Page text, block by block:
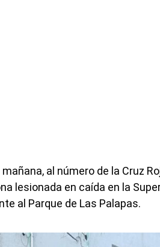
al número de la Cruz
lesionada en caída en la
al Parque de Las Palapas.